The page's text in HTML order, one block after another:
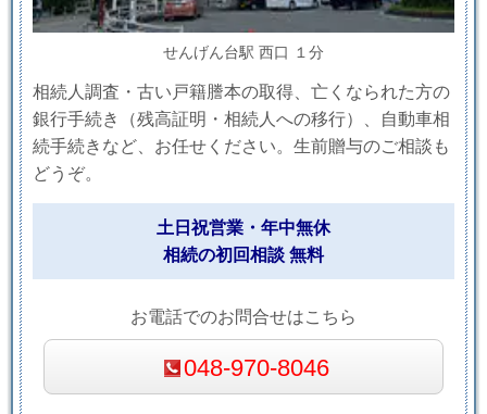
せんげん台駅 西口 １分
相続人調査・古い戸籍謄本の取得、亡くなられた方の
銀行手続き（残高証明・相続人への移行）、自動車相
続手続きなど、お任せください。生前贈与のご相談も
どうぞ。
土日祝営業・年中無休
相続の初回相談 無料
お電話でのお問合せはこちら
048-970-8046